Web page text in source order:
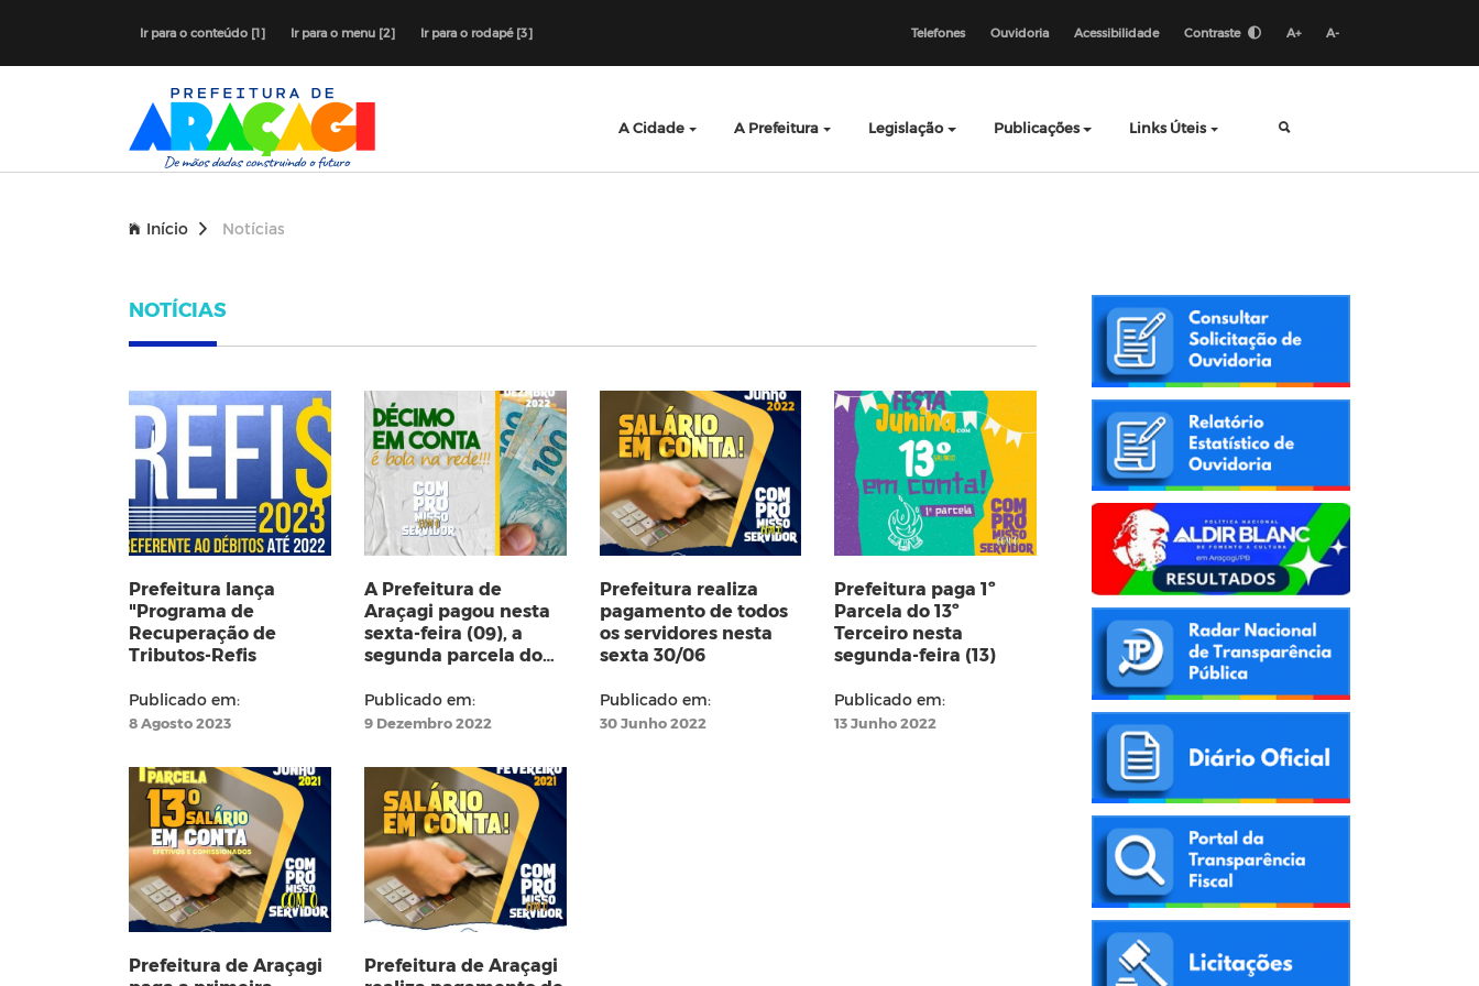
Ir para o conteúdo [1] Ir para o menu [2] Ir para o rodapé [3] Telefones Ouvidoria Acessibilidade Contraste A+ A-
A Cidade A Prefeitura Legislação Publicações Links Úteis
Início Notícias
NOTÍCIAS
Prefeitura lança
"Programa de
Recuperação de
Tributos-Refis
Publicado em:
8 Agosto 2023
A Prefeitura de
Araçagi pagou nesta
sexta-feira (09), a
segunda parcela do
efetivos e
comissionados
Publicado em:
9 Dezembro 2022
Prefeitura realiza
pagamento de todos
os servidores nesta
sexta 30/06
Publicado em:
30 Junho 2022
Prefeitura paga 1º
Parcela do 13º
Terceiro nesta
segunda-feira (13)
Publicado em:
13 Junho 2022
Prefeitura de Araçagi
Prefeitura de Araçagi